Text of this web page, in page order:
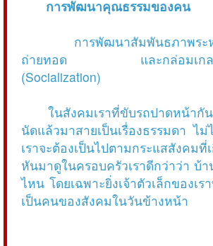
การพัฒนาคุณธรรมของคน
การพัฒนาสัมพันธภาพระห
ถ่ายทอด และกล่อมเกลาท
(Socialization)
ในสังคมเราที่ขับรถปาดหน้ากัน
นัดแล้วมาสายเป็นเรื่องธรรมดา ไ
เราจะต้องเป็นไปตามกระแสสังคม
หันมาดูในครอบครัวเราดีกว่าว่า บ้
ไหน โดยเฉพาะยิ่งเจ้าตัวเล็กของเร
เป็นคนของสังคมในวันข้างหน้า